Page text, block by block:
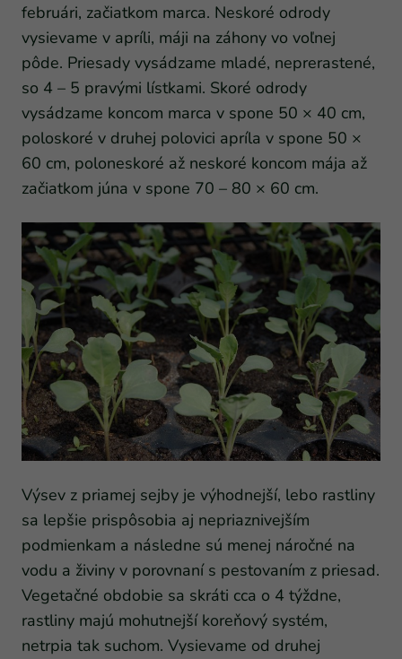
februári, začiatkom marca. Neskoré odrody
vysievame v apríli, máji na záhony vo voľnej
pôde. Priesady vysádzame mladé, neprerastené,
so 4 – 5 pravými lístkami. Skoré odrody
vysádzame koncom marca v spone 50 × 40 cm,
poloskoré v druhej polovici apríla v spone 50 ×
60 cm, poloneskoré až neskoré koncom mája až
začiatkom júna v spone 70 – 80 × 60 cm.
Výsev z priamej sejby je výhodnejší, lebo rastliny
sa lepšie prispôsobia aj nepriaznivejším
podmienkam a následne sú menej náročné na
vodu a živiny v porovnaní s pestovaním z priesad.
Vegetačné obdobie sa skráti cca o 4 týždne,
rastliny majú mohutnejší koreňový systém,
netrpia tak suchom. Vysievame od druhej